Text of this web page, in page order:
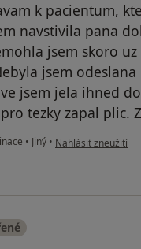
k pacientum,
navstivila pana
jsem skoro
jsem
jsem jela ihned
tezky zapal plic.
• Jiný • podle názoru
Nahlásit zneužití